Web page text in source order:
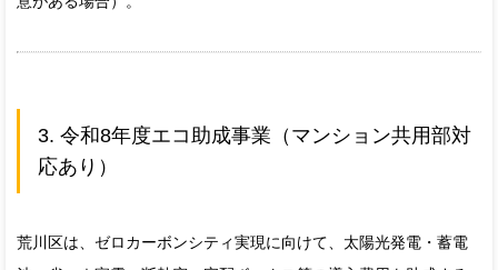
3. 令和8年度エコ助成事業（マンション共用部対
応あり）
荒川区は、ゼロカーボンシティ実現に向けて、太陽光発電・蓄電